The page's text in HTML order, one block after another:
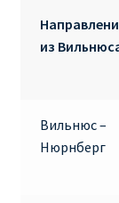
ДЕШЕВЫЕ
ДЕШЕВЫЕ
ДЕШЕВЫЕ
из
Вильнюс –
Нюрнберг